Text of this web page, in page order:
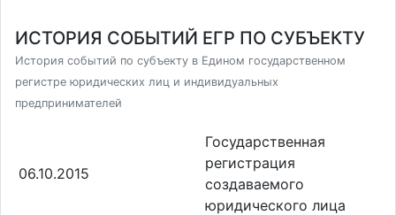
ИСТОРИЯ СОБЫТИЙ ЕГР ПО СУБЪЕКТУ
История событий по субъекту в Едином государственном
регистре юридических лиц и индивидуальных
предпринимателей
06.10.2015
Государственная
регистрация
создаваемого
юридического лица